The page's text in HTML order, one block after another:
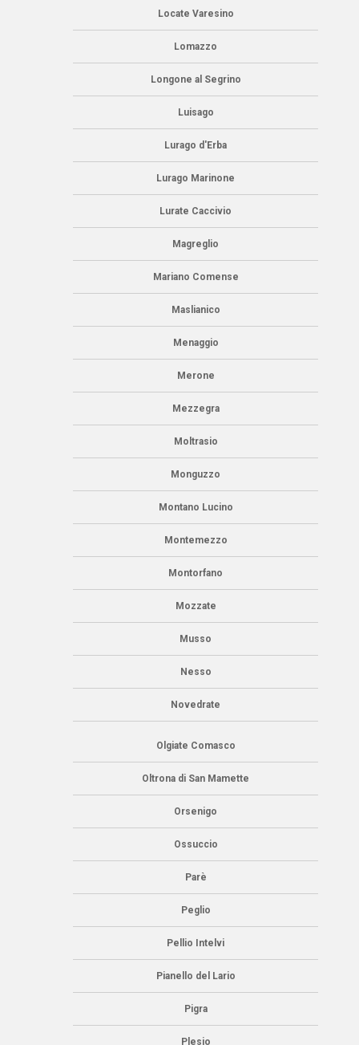
Locate Varesino
Lomazzo
Longone al Segrino
Luisago
Lurago d'Erba
Lurago Marinone
Lurate Caccivio
Magreglio
Mariano Comense
Maslianico
Menaggio
Merone
Mezzegra
Moltrasio
Monguzzo
Montano Lucino
Montemezzo
Montorfano
Mozzate
Musso
Nesso
Novedrate
Olgiate Comasco
Oltrona di San Mamette
Orsenigo
Ossuccio
Parè
Peglio
Pellio Intelvi
Pianello del Lario
Pigra
Plesio